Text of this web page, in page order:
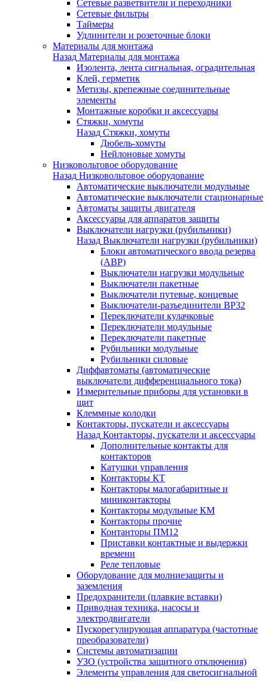
Сетевые разветвители и переходники
Сетевые фильтры
Таймеры
Удлинители и розеточные блоки
Материалы для монтажа
Назад Материалы для монтажа
Изолента, лента сигнальная, оградительная
Клей, герметик
Метизы, крепежные соединительные
элементы
Монтажные коробки и аксессуары
Стяжки, хомуты
Назад Стяжки, хомуты
Дюбель-хомуты
Нейлоновые хомуты
Низковольтовое оборудование
Назад Низковольтовое оборудование
Автоматические выключатели модульные
Автоматические выключатели стационарные
Автоматы защиты двигателя
Аксессуары для аппаратов защиты
Выключатели нагрузки (рубильники)
Назад Выключатели нагрузки (рубильники)
Блоки автоматического ввода резерва
(АВР)
Выключатели нагрузки модульные
Выключатели пакетные
Выключатели путевые, концевые
Выключатели-разъединители ВР32
Переключатели кулачковые
Переключатели модульные
Переключатели пакетные
Рубильники модульные
Рубильники силовые
Диффавтоматы (автоматические
выключатели дифференциального тока)
Измерительные приборы для установки в
щит
Клеммные колодки
Контакторы, пускатели и аксессуары
Назад Контакторы, пускатели и аксессуары
Дополнительные контакты для
контакторов
Катушки управления
Контакторы КТ
Контакторы малогабаритные и
миниконтакторы
Контакторы модульные КМ
Контакторы прочие
Контанторы ПМ12
Приставки контактные и выдержки
времени
Реле тепловые
Оборудование для молниезащиты и
заземления
Предохранители (плавкие вставки)
Приводная техника, насосы и
электродвигатели
Пускорегулирующая аппаратура (частотные
преобразователи)
Системы автоматизации
УЗО (устройства защитного отключения)
Элементы управления для светосигнальной